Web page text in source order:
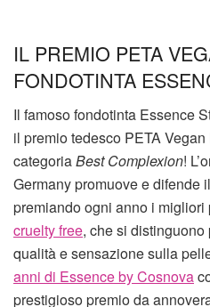
IL PREMIO PETA
FONDOTINTA
Il famoso fondotinta Essence
il premio tedesco PETA
categoriaBest Complexion!
Germany promuove e difende il
premiando ogni anno i migliori
cruelty free, che si
qualità e sensazione sulla
anni di Essence by Cosnova
prestigioso premio da